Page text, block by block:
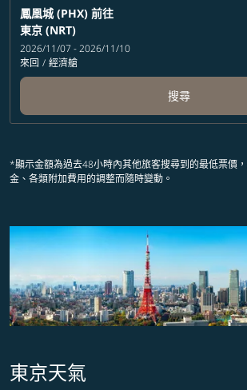
鳳凰城 (PHX) 前往
東京 (NRT)
2026/11/07 - 2026/11/10
來回 / 經濟艙
搜尋
*顯示金額為過去48小時內其他旅客搜尋到的最低票價
金、各類附加費用的調整而隨時變動。
東京天氣